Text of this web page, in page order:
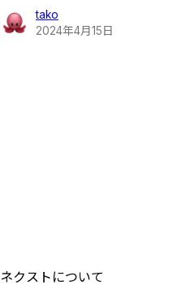
tako
2024年4月 15 日
ネクストについて